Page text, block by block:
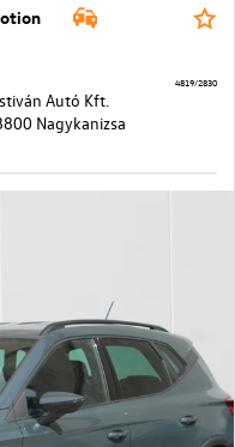
Autó Kft.
Nagykanizsa
4819/2830